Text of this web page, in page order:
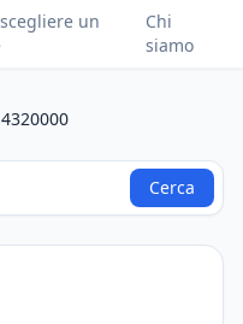
un
Chi
siamo
Cerca